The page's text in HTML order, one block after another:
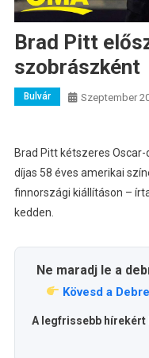
Brad Pitt
szobrászként
Bulvár Szeptember
Brad Pitt kétszeres
díjas 58 éves amerikai
finnországi kiállításon –
kedden.
Ne maradj le a
Kövesd a
A legfrissebb hírekért